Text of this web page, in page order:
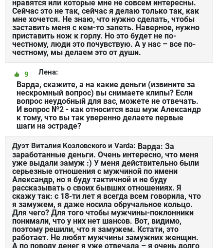
нравятся или которые мне не совсем интересны.
Сейчас это не так, сейчас я делаю только так, как
мне хочется. Не знаю, что нужно сделать, чтобы
заставить меня с кем-то запеть. Наверное, нужно
приставить нож к горлу. Но это будет не по-
честному, люди это почувствую. А у нас – все по-
честному, мы делаем это от души.
Лена:
9
Варда, скажите, а на какие деньги (извините за
нескромный вопрос) вы снимаете клипы? Если
вопрос неудобный для вас, можете не отвечать.
И вопрос №2 - как относится ваш муж Александр
к тому, что вы так уверенно делаете первые
шаги на эстраде?
Дуэт Виталия Козловского и Varda: Варда: За
заработанные деньги. Очень интересно, что меня
уже выдали замуж :) У меня действительно были
серьезные отношения с мужчиной по имени
Александр, но я буду тактичной и не буду
рассказывать о своих бывших отношениях. Я
скажу так: с 18-ти лет я всегда всем говорила, что
я замужем, я даже носила обручальное кольцо.
Для чего? Для того чтобы мужчины-поклонники
понимали, что у них нет шансов. Вот, видимо,
поэтому решили, что я замужем. Кстати, это
работает. Не любят мужчины замужних женщин.
А по поводу денег я уже отвечала – я очень долго